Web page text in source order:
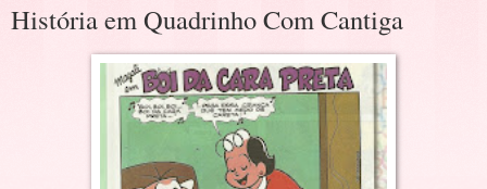
História em Quadrinho Com Cantiga